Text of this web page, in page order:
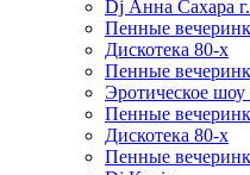
Dj Анна Сахара
Пенные
Дискотека 80-х
Пенные
Эротическое
Пенные
Дискотека 80-х
Пенные